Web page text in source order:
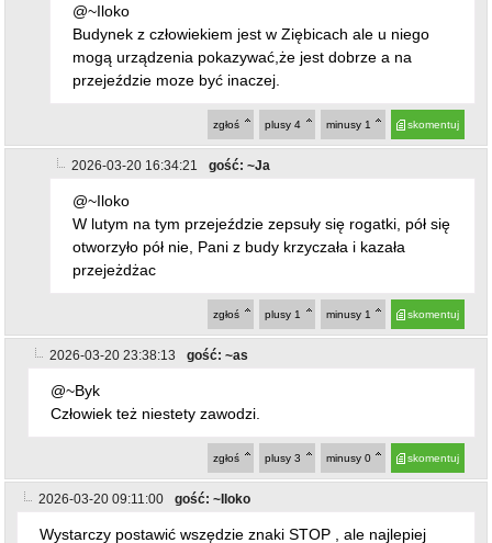
@~Iloko
Budynek z człowiekiem jest w Ziębicach ale u niego
mogą urządzenia pokazywać,że jest dobrze a na
przejeździe moze być inaczej.
skomentuj
minusy 1
plusy 4
zgłoś
2026-03-20 16:34:21 gość: ~Ja
@~Iloko
W lutym na tym przejeździe zepsuły się rogatki, pół się
otworzyło pół nie, Pani z budy krzyczała i kazała
przejeżdżac
skomentuj
minusy 1
plusy 1
zgłoś
2026-03-20 23:38:13 gość: ~as
@~Byk
Człowiek też niestety zawodzi.
skomentuj
minusy 0
plusy 3
zgłoś
2026-03-20 09:11:00 gość: ~Iloko
Wystarczy postawić wszędzie znaki STOP , ale najlepiej